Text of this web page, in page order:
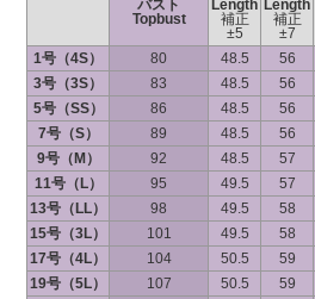
バスト
Topbust
Length
補正
±5
Length
補正
±7
1号（4S） 80 48.5 56
3号（3S）
83 48.5 56
5号（SS）
86 48.5 56
7号（S）
89 48.5 56
9号（M）
92 48.5 57
11号（L）
95 49.5 57
13号（LL）
98 49.5 58
15号（3L）
101 49.5 58
17号（4L）
104 50.5 59
19号（5L）
107 50.5 59